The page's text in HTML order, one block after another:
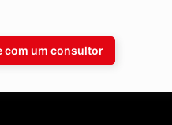
com um consultor